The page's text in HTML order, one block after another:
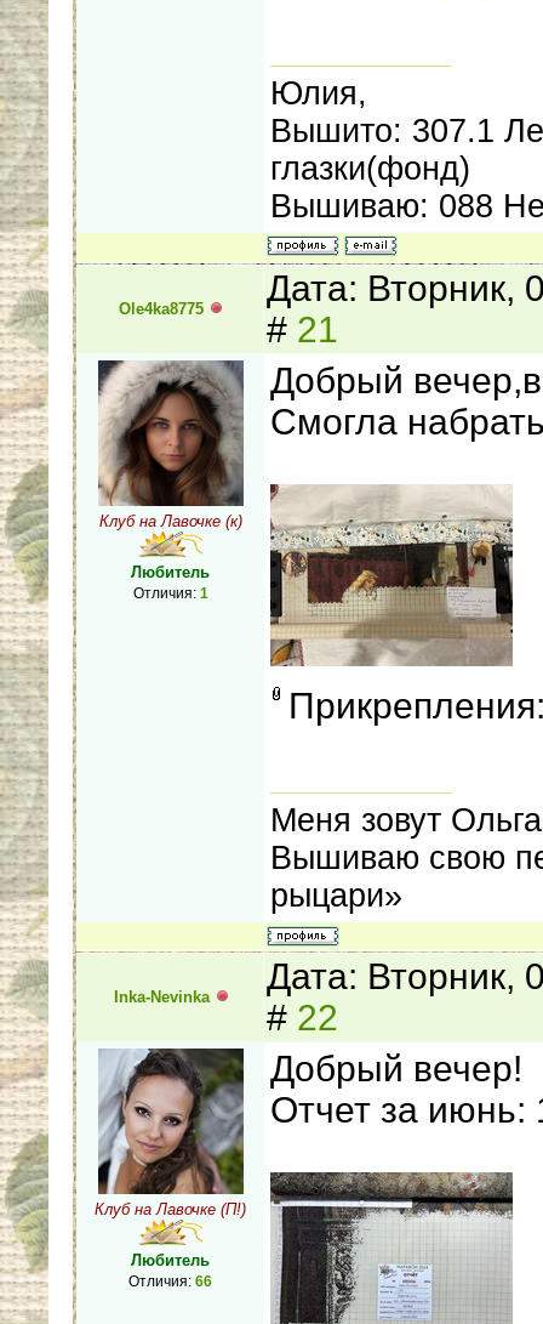
Юлия,
Вышито: 307.1
глазки(фонд)
Вышиваю: 088
Ole4ka8775
Дата: Вторник,
# 21
Клуб на Лавочке (к)
Любитель
Отличия: 1
Добрый
Смогла
Меня зовут Ольга
Вышиваю свою
рыцари»
Inka-Nevinka
Дата: Вторник,
# 22
Клуб на Лавочке (П!)
Любитель
Отличия: 66
Добрый вечер!
Отчет за июнь: